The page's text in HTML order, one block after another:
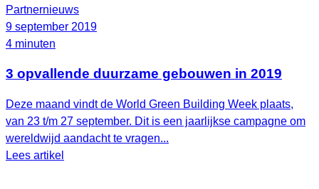
Partnernieuws
9 september 2019
4 minuten
3 opvallende duurzame gebouwen in 2019
Deze maand vindt de World Green Building Week plaats,
van 23 t/m 27 september. Dit is een jaarlijkse campagne om
wereldwijd aandacht te vragen...
Lees artikel